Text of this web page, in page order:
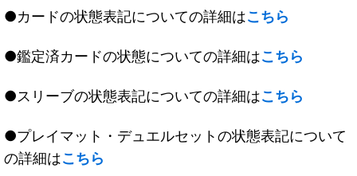
●カードの状態表記についての詳細はこちら
●鑑定済カードの状態についての詳細はこちら
●スリーブの状態表記についての詳細はこちら
●プレイマット・デュエルセットの状態表記について
の詳細はこちら